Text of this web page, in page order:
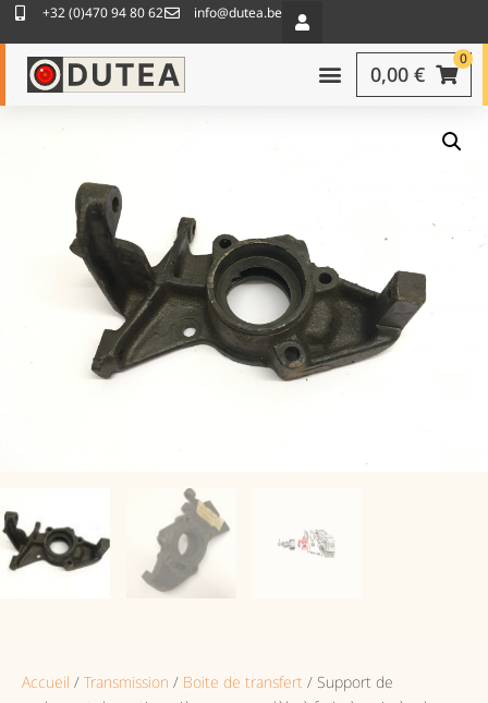
+32 (0)470 94 80 62 info@dutea.be
0
0,00 €
Accueil / Transmission / Boite de transfert / Support de